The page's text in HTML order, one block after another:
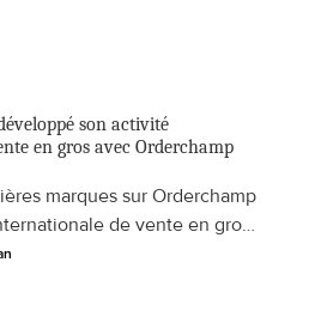
développer sa marque de
son activité
en gros avec Orderchamp
marques sur Orderchamp
de vente en gros
LOT83 utilise le B2B Portal
simplifier les commandes